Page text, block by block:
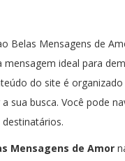
Belas Mensagens de
mensagem ideal para
do site é
sua busca. Você pode
Mensagens de Amor